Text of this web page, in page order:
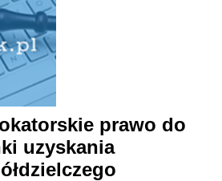
prawo do
uzyskania